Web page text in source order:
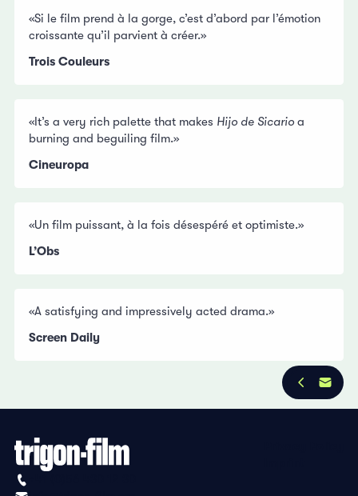
«Si le film prend à la gorge, c’est d’abord par l’émotion
croissante qu’il parvient à créer.»
Trois Couleurs
«It’s a very rich palette that makes Hijo de Sicario a
burning and beguiling film.»
Cineuropa
«Un film puissant, à la fois désespéré et optimiste.»
L’Obs
«A satisfying and impressively acted drama.»
Screen Daily